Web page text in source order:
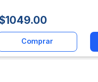
1049.00
Comprar